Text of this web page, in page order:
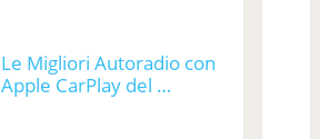
Le Migliori Autoradio con
Apple CarPlay del …